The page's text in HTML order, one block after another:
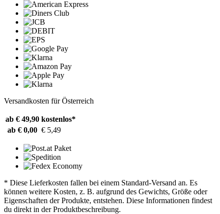
Versandkosten für Österreich
ab € 49,90 kostenlos*
ab € 0,00 € 5,49
* Diese Lieferkosten fallen bei einem Standard-Versand an. Es
können weitere Kosten, z. B. aufgrund des Gewichts, Größe oder
Eigenschaften der Produkte, entstehen. Diese Informationen findest
du direkt in der Produktbeschreibung.